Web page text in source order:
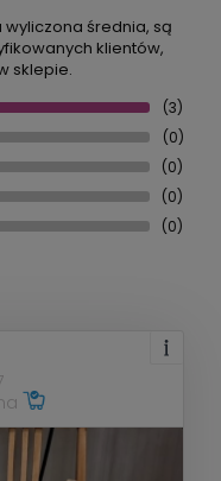
wyliczona średnia, są
klientów,
sklepie.
(3)
(0)
(0)
(0)
(0)